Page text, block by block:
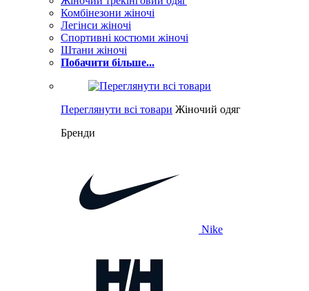
Комбінезони жіночі
Легінси жіночі
Спортивні костюми жіночі
Штани жіночі
Побачити більше...
Переглянути всі товари Жіночий одяг
Бренди
Nike